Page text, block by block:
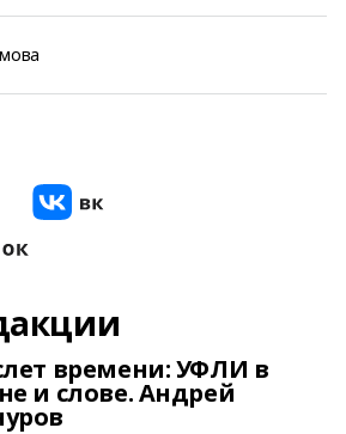
времени: УФЛИ в
и слове. Андрей